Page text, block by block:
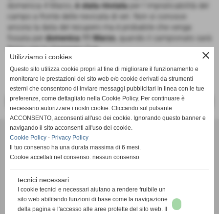
domenica 4 Marzo, è stata rinviataper l´impraticabilità del
campo a fronte delle nevicata di ieri. Non si conosce
ancora la data del recupero ma è probabile che venga
fissata per domenica 11 Marzo , quando il campionato sarà
fermo per la Viareggio Cup.
<< PRECEDENTE SUCCESSIVO >>
SSDaRL MEZZOLARA
Piazzale della Gioventù, 8 - 40054 - Budrio (Bologna) - Tel. 051
9989052
mezzolaracalcio@libero.it- C.F. 01686681204
close
Utilizziamo i cookies
Questo sito utilizza cookie propri al fine di migliorare il funzionamento e
monitorare le prestazioni del sito web e/o cookie derivati da strumenti
esterni che consentono di inviare messaggi pubblicitari in linea con le tue
preferenze, come dettagliato nella Cookie Policy. Per continuare è
necessario autorizzare i nostri cookie. Cliccando sul pulsante
ACCONSENTO, acconsenti all'uso dei cookie. Ignorando questo banner e
navigando il sito acconsenti all'uso dei cookie.
Cookie Policy - Privacy Policy
Il tuo consenso ha una durata massima di 6 mesi.
Cookie accettati nel consenso: nessun consenso
tecnici necessari
I cookie tecnici e necessari aiutano a rendere fruibile un
sito web abilitando funzioni di base come la navigazione
della pagina e l'accesso alle aree protette del sito web. Il